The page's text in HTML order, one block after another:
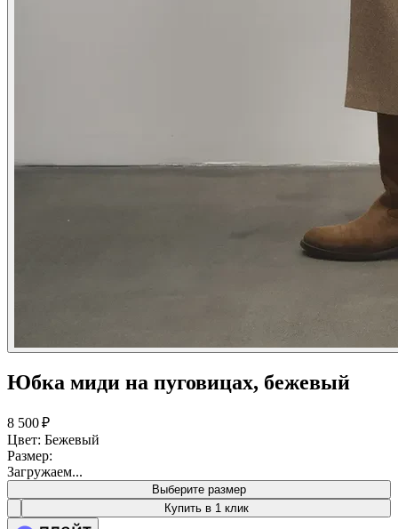
Юбка миди на пуговицах, бежевый
8 500 ₽
Цвет: Бежевый
Размер:
Загружаем...
Выберите размер
Купить в 1 клик